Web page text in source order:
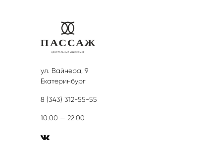
ул. Вайнера, 9
Екатеринбург
8 (343) 312-55-55
10.00 — 22.00